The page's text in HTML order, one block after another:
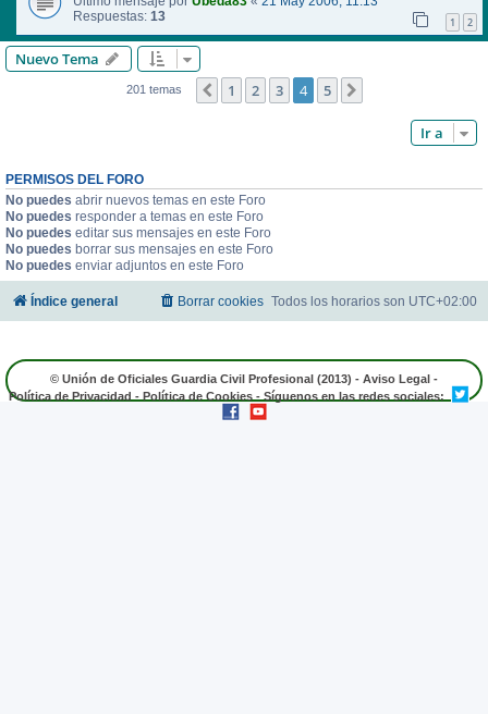
Respuestas: 13 1 2
Nuevo Tema
201 temas Anterior
1 2 3 4 5
Ir a
PERMISOS DEL FORO
No puedes abrir nuevos temas en este Foro
No puedes responder a temas en este Foro
No puedes editar sus mensajes en este Foro
No puedes borrar sus mensajes en este Foro
No puedes enviar adjuntos en este Foro
Índice general Todos los horarios son UTC+02:00
Borrar cookies
© Unión de Oficiales Guardia Civil Profesional (2013) - Aviso Legal -
Política de Privacidad - Política de Cookies - Síguenos en las redes sociales: